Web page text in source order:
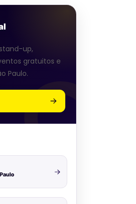
up,
gratuitos e
Paulo.